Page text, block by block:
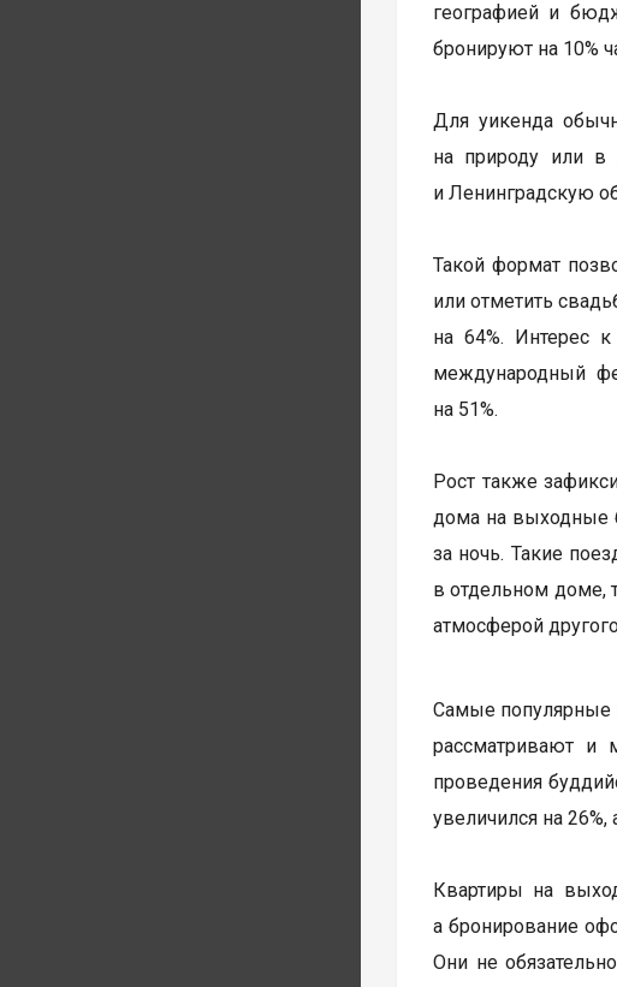
географией и
бронируют на 10%
Для уикенда
на природу или в
и Ленинградскую
Такой формат
или отметить
на 64%. Интерес
международный
на 51%.
Рост также
дома на выходные
за ночь. Такие
в отдельном доме,
атмосферой
Самые популярные
рассматривают и
проведения
увеличился на
Квартиры на
а бронирование
Они не